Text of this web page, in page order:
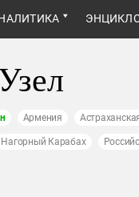
Армения
Нагорный Карабах